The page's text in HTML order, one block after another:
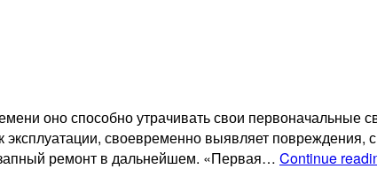
оно способно утрачивать свои первоначальные
своевременно выявляет повреждения,
ремонт в дальнейшем. «Первая… Continue